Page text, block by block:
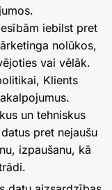
iebilst pret
nolūkos,
vai vēlāk.
Klients
un tehniskus
pret nejaušu
izpaušanu, kā